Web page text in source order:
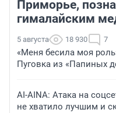
Приморье,
гималайским
5 августа 18 930 7
«Меня бесила моя
Пуговка из «Папиных
AI-AINA: Атака на
не хватило лучшим и